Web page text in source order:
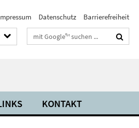
Datenschutz Barrierefreiheit
Suchbegriffe
KONTAKT